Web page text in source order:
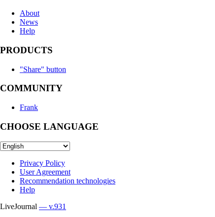
About
News
Help
PRODUCTS
"Share" button
COMMUNITY
Frank
CHOOSE LANGUAGE
Privacy Policy
User Agreement
Recommendation technologies
Help
LiveJournal — v.931